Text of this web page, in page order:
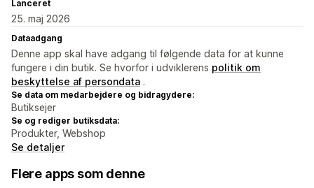
Lanceret
25. maj 2026
Dataadgang
Denne app skal have adgang til følgende data for at kunne
fungere i din butik. Se hvorfor i udviklerens politik om
beskyttelse af persondata .
Se data om medarbejdere og bidragydere:
Butiksejer
Se og rediger butiksdata:
Produkter, Webshop
Se detaljer
Flere apps som denne